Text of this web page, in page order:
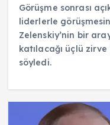
Görüşme sonrası
liderlerle
Zelenskiy’nin bir
katılacağı üçlü zirve
söyledi.